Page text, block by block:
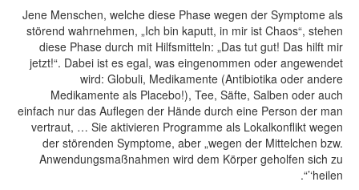
Jene Menschen, welche diese Phase wegen der Symptome als
störend wahrnehmen, „Ich bin kaputt, in mir ist Chaos“, stehen
diese Phase durch mit Hilfsmitteln: „Das tut gut! Das hilft mir
jetzt!“. Dabei ist es egal, was eingenommen oder angewendet
wird: Globuli, Medikamente (Antibiotika oder andere
Medikamente als Placebo!), Tee, Säfte, Salben oder auch
einfach nur das Auflegen der Hände durch eine Person der man
vertraut, … Sie aktivieren Programme als Lokalkonflikt wegen
der störenden Symptome, aber „wegen der Mittelchen bzw.
Anwendungsmaßnahmen wird dem Körper geholfen sich zu
‘heilen’“.